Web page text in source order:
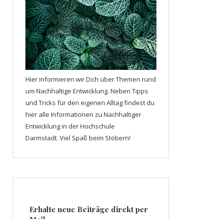
Hier informieren wir Dich über Themen rund
um Nachhaltige Entwicklung. Neben Tipps
und Tricks für den eigenen Alltag findest du
hier alle Informationen zu Nachhaltiger
Entwicklung in der Hochschule
Darmstadt. Viel Spaß beim Stöbern!
Erhalte neue Beiträge direkt per